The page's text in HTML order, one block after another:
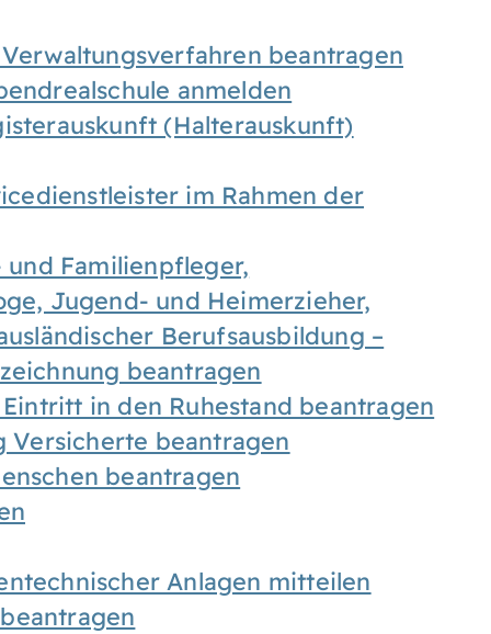
beantragen
anmelden
(Halterauskunft)
im Rahmen der
Familienpfleger,
Jugend- und Heimerzieher,
Berufsausbildung –
beantragen
in den Ruhestand beantragen
Versicherte beantragen
beantragen
Anlagen mitteilen